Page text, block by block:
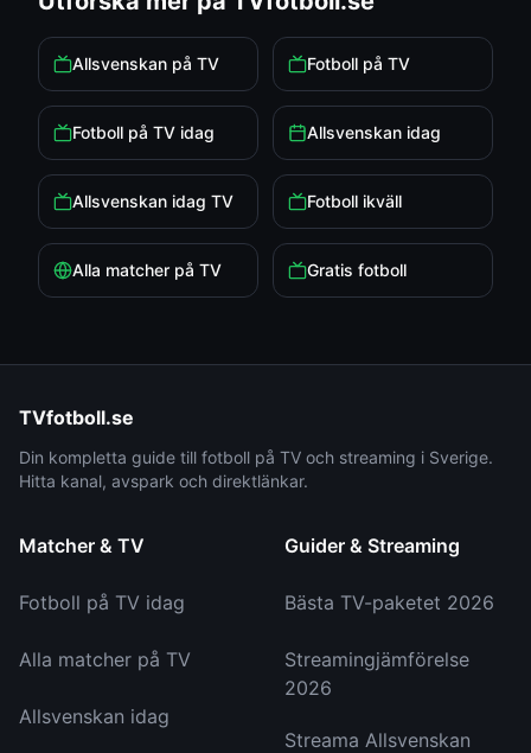
Allsvenskan på TV Fotboll på TV
Fotboll på TV idag Allsvenskan idag
Allsvenskan idag TV Fotboll ikväll
Alla matcher på TV Gratis fotboll
TVfotboll.se
Din kompletta guide till fotboll på TV och streaming i Sverige.
Hitta kanal, avspark och direktlänkar.
Matcher & TV
Fotboll på TV idag
Alla matcher på TV
Allsvenskan idag
Guider & Streaming
Bästa TV-paketet 2026
Streamingjämförelse
2026
Streama Allsvenskan